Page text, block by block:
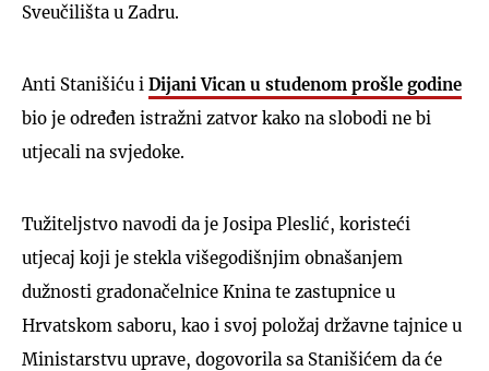
Sveučilišta u Zadru.
Anti Stanišiću i Dijani Vican u studenom prošle godine
bio je određen istražni zatvor kako na slobodi ne bi
utjecali na svjedoke.
Tužiteljstvo navodi da je Josipa Pleslić, koristeći
utjecaj koji je stekla višegodišnjim obnašanjem
dužnosti gradonačelnice Knina te zastupnice u
Hrvatskom saboru, kao i svoj položaj državne tajnice u
Ministarstvu uprave, dogovorila sa Stanišićem da će